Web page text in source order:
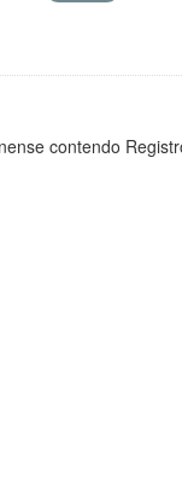
contendo